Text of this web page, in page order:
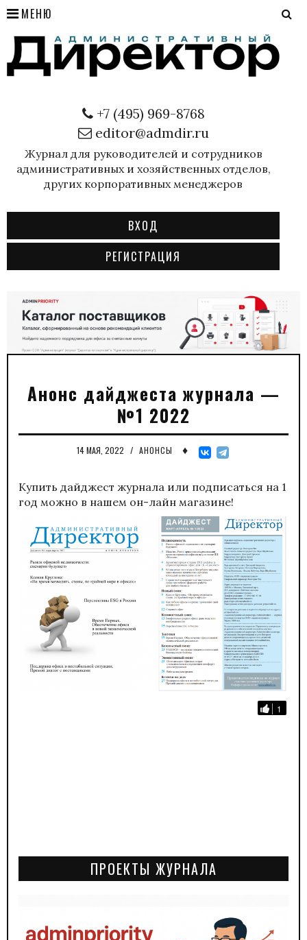
МЕНЮ
+7 (495) 969-8768
editor@admdir.ru
Журнал для руководителей и сотрудников
административных и хозяйственных отделов,
других корпоративных менеджеров
ВХОД
РЕГИСТРАЦИЯ
Анонс дайджеста журнала —
№1 2022
14 МАЯ, 2022 / АНОНСЫ ♦
Купить дайджест журнала или подписаться на 1
год можно в нашем он-лайн магазине!
1
ПРОЕКТЫ ЖУРНАЛА